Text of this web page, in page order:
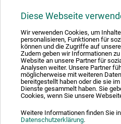
Diese Webseite
Wir verwenden Cookies, um
personalisieren, Funktionen für
können und die Zugriffe auf
Zudem geben wir Informationen
Website an unsere Partner für
Analysen weiter. Unsere Partner
möglicherweise mit weiteren
bereitgestellt haben oder die sie
Dienste gesammelt haben. Sie
Cookies, wenn Sie unsere
Weitere Informationen finden Sie
Datenschutzerklärung.
Absolut sikker
Betalingsmetoder